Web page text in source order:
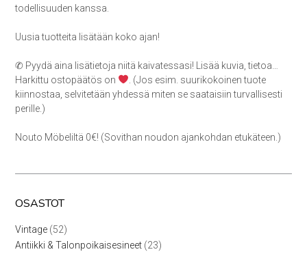
todellisuuden kanssa.
Uusia tuotteita lisätään koko ajan!
✆ Pyydä aina lisätietoja niitä kaivatessasi! Lisää kuvia, tietoa…
Harkittu ostopäätös on
. (Jos esim. suurikokoinen tuote
kiinnostaa, selvitetään yhdessä miten se saataisiin turvallisesti
perille.)
Nouto Möbeliltä 0€! (Sovithan noudon ajankohdan etukäteen.)
OSASTOT
Vintage 5252
tuotetta
Antiikki & Talonpoikaisesineet 2323